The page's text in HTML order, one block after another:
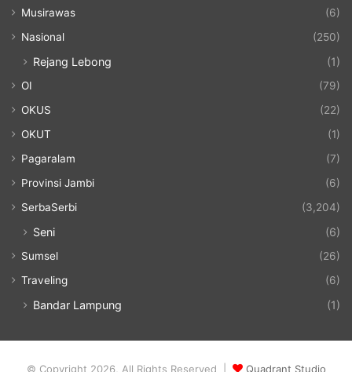
Musirawas
(6)
Nasional
(250)
Rejang Lebong (1)
OI
(79)
OKUS
(22)
OKUT
(1)
Pagaralam
(7)
Provinsi Jambi
(6)
SerbaSerbi
(3,204)
Seni (6)
Sumsel
(26)
Traveling
(6)
Bandar Lampung (1)
© Copyright 2026, All Rights Reserved | Quadrant Studio